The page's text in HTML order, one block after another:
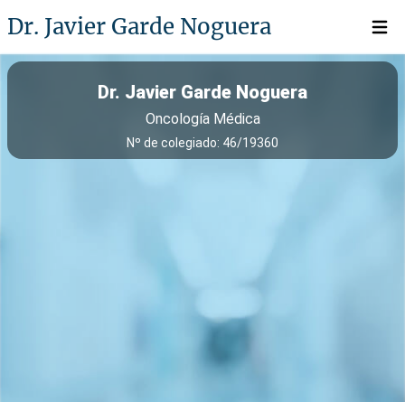
Dr. Javier Garde Noguera Open
Dr. Javier Garde Noguera
Oncología Médica
Nº de colegiado: 46/19360